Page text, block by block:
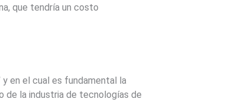
que tendría un costo
en el cual es fundamental la
de la industria de tecnologías de